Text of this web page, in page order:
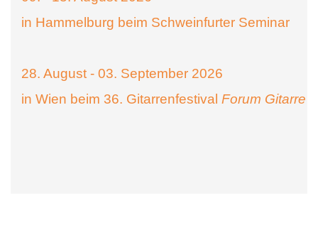
in Hammelburg beim Schweinfurter Seminar
28. August - 03. September 2026
in Wien beim 36. Gitarrenfestival Forum Gitarre